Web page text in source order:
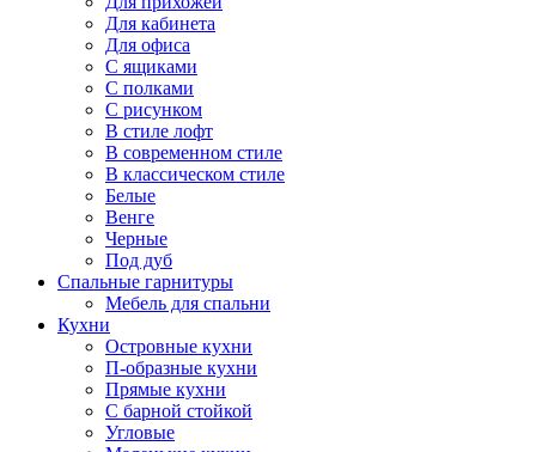
Для кабинета
Для офиса
С ящиками
С полками
С рисунком
В стиле лофт
В современном стиле
В классическом стиле
Белые
Венге
Черные
Под дуб
Спальные гарнитуры
Мебель для спальни
Кухни
Островные кухни
П-образные кухни
Прямые кухни
С барной стойкой
Угловые